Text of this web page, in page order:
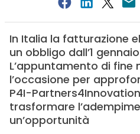
In Italia la fatturazione
un obbligo dall’1 gennaio
L’appuntamento di fine
l’occasione per
P4I-
trasformare
un’opportunità